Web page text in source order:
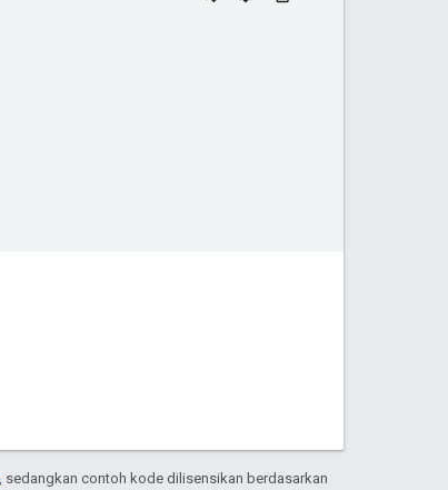
, sedangkan contoh kode dilisensikan berdasarkan